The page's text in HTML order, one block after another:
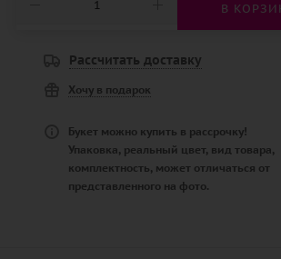
В
Рассчитать доставку
Хочу в подарок
Букет можно купить в рассрочку!
Упаковка, реальный цвет, вид товара,
комплектность, может отличаться от
представленного на фото.